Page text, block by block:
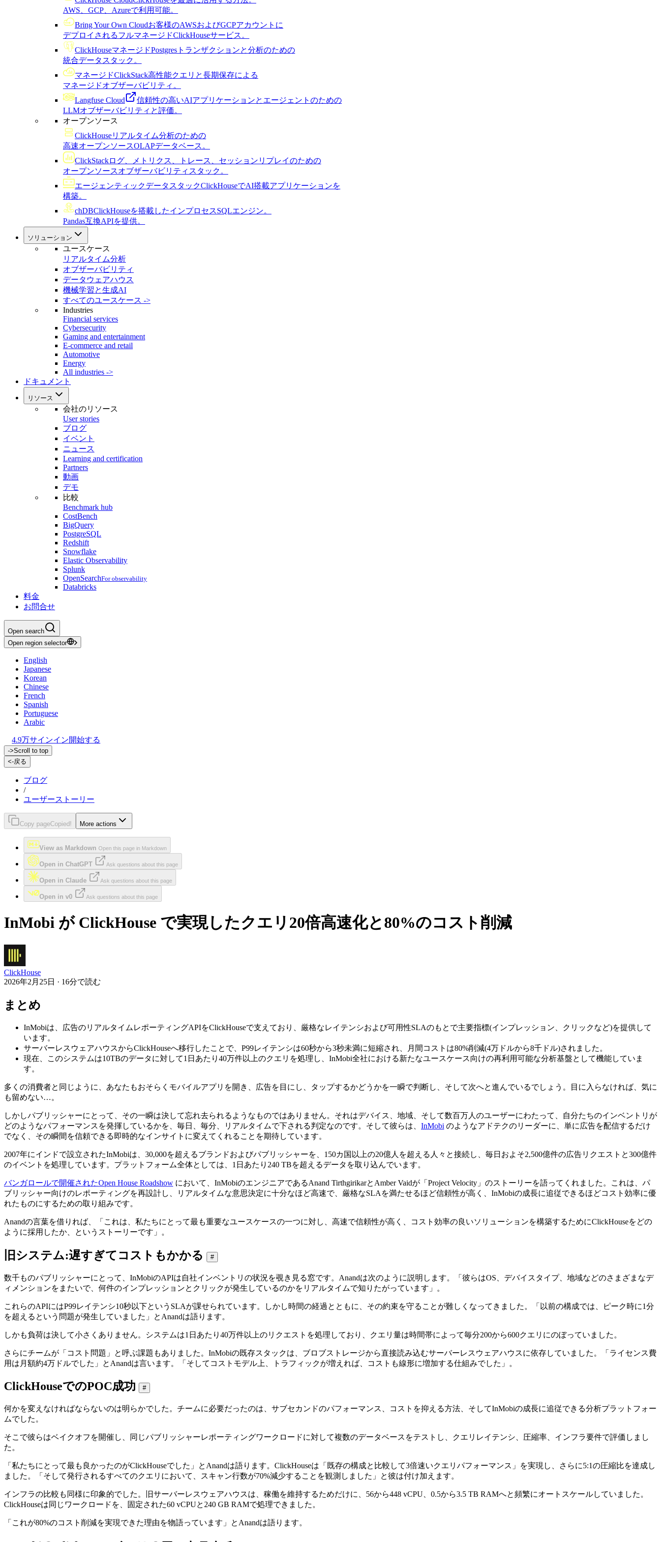
AWS、GCP、Azureで利用可能。
Bring Your Own Cloudお客様のAWSおよびGCPアカウントに
デプロイされるフルマネージドClickHouseサービス。
ClickHouseマネージドPostgres トランザクションと分析のための
統合データスタック。
マネージドClickStack高性能クエリと長期保存による
マネージドオブザーバビリティ。
Langfuse Cloud
信頼性の高いAIアプリケーションとエージェントのための
LLMオブザーバビリティと評価。
オープンソース
ClickHouseリアルタイム分析のための
高速オープンソースOLAPデータベース。
ClickStackログ、メトリクス、トレース、セッションリプレイのための
オープンソースオブザーバビリティスタック。
エージェンティックデータスタックClickHouseでAI搭載アプリケーションを
構築。
chDBClickHouseを搭載したインプロセスSQLエンジン。
Pandas互換APIを提供。
ソリューション
ユースケース
リアルタイム分析
オブザーバビリティ
データウェアハウス
機械学習と生成AI
すべてのユースケース ->
Industries
Financial services
Cybersecurity
Gaming and entertainment
E-commerce and retail
Automotive
Energy
All industries ->
ドキュメント
リソース
会社のリソース
User stories
ブログ
イベント
ニュース
Learning and certification
Partners
動画
デモ
比較
Benchmark hub
CostBench
BigQuery
PostgreSQL
Redshift
Snowflake
Elastic Observability
Splunk
OpenSearchFor observability
Databricks
料金
お問合せ
Open search
Open region selector
English
Japanese
Korean
Chinese
French
Spanish
Portuguese
Arabic
4.9万サインイン開始する
->Scroll to top
<-戻る
ブログ
/
ユーザーストーリー
Copy pageCopied! More actions
View as Markdown Open this page in Markdown
Open in ChatGPT Ask questions about this page
Open in Claude Ask questions about this page
Open in v0 Ask questions about this page
InMobi が ClickHouse で実現したクエリ20倍高速化と80%のコスト削減
ClickHouse
2026年2月25日 · 16分で読む
まとめ
InMobiは、広告のリアルタイムレポーティングAPIをClickHouseで支えており、厳格なレイテンシおよび可用性SLAのもとで主要指標(インプレッション、クリックなど)を提供して
います。
サーバーレスウェアハウスからClickHouseへ移行したことで、P99レイテンシは60秒から3秒未満に短縮され、月間コストは80%削減(4万ドルから8千ドル)されました。
現在、このシステムは10TBのデータに対して1日あたり40万件以上のクエリを処理し、InMobi全社における新たなユースケース向けの再利用可能な分析基盤として機能していま
す。
多くの消費者と同じように、あなたもおそらくモバイルアプリを開き、広告を目にし、タップするかどうかを一瞬で判断し、そして次へと進んでいるでしょう。目に入らなければ、気に
も留めない…。
しかしパブリッシャーにとって、その一瞬は決して忘れ去られるようなものではありません。それはデバイス、地域、そして数百万人のユーザーにわたって、自分たちのインベントリが
どのようなパフォーマンスを発揮しているかを、毎日、毎分、リアルタイムで下される判定なのです。そして彼らは、 InMobi のようなアドテクのリーダーに、単に広告を配信するだけ
でなく、その瞬間を信頼できる即時的なインサイトに変えてくれることを期待しています。
2007年にインドで設立されたInMobiは、30,000を超えるブランドおよびパブリッシャーを、150カ国以上の20億人を超える人々と接続し、毎日およそ2,500億件の広告リクエストと300億件
のイベントを処理しています。プラットフォーム全体としては、1日あたり240 TBを超えるデータを取り込んでいます。
バンガロールで開催されたOpen House Roadshow において、InMobiのエンジニアであるAnand TirthgirikarとAmber Vaidが「Project Velocity」のストーリーを語ってくれました。これは、パ
ブリッシャー向けのレポーティングを再設計し、リアルタイムな意思決定に十分なほど高速で、厳格なSLAを満たせるほど信頼性が高く、InMobiの成長に追従できるほどコスト効率に優
れたものにするための取り組みです。
Anandの言葉を借りれば、「これは、私たちにとって最も重要なユースケースの一つに対し、高速で信頼性が高く、コスト効率の良いソリューションを構築するためにClickHouseをどの
ように採用したか、というストーリーです」。
旧システム:遅すぎてコストもかかる #
数千ものパブリッシャーにとって、InMobiのAPIは自社インベントリの状況を覗き見る窓です。Anandは次のように説明します。「彼らはOS、デバイスタイプ、地域などのさまざまなデ
ィメンションをまたいで、何件のインプレッションとクリックが発生しているのかをリアルタイムで知りたがっています」。
これらのAPIにはP99レイテンシ10秒以下というSLAが課せられています。しかし時間の経過とともに、その約束を守ることが難しくなってきました。「以前の構成では、ピーク時に1分
を超えるという問題が発生していました」とAnandは語ります。
しかも負荷は決して小さくありません。システムは1日あたり40万件以上のリクエストを処理しており、クエリ量は時間帯によって毎分200から600クエリにのぼっていました。
さらにチームが「コスト問題」と呼ぶ課題もありました。InMobiの既存スタックは、ブロブストレージから直接読み込むサーバーレスウェアハウスに依存していました。「ライセンス費
用は月額約4万ドルでした」とAnandは言います。「そしてコストモデル上、トラフィックが増えれば、コストも線形に増加する仕組みでした」。
ClickHouseでのPOC成功 #
何かを変えなければならないのは明らかでした。チームに必要だったのは、サブセカンドのパフォーマンス、コストを抑える方法、そしてInMobiの成長に追従できる分析プラットフォー
ムでした。
そこで彼らはベイクオフを開催し、同じパブリッシャーレポーティングワークロードに対して複数のデータベースをテストし、クエリレイテンシ、圧縮率、インフラ要件で評価しまし
た。
「私たちにとって最も良かったのがClickHouseでした」とAnandは語ります。ClickHouseは「既存の構成と比較して3倍速いクエリパフォーマンス」を実現し、さらに5:1の圧縮比を達成し
ました。「そして発行されるすべてのクエリにおいて、スキャン行数が70%減少することを観測しました」と彼は付け加えます。
インフラの比較も同様に印象的でした。旧サーバーレスウェアハウスは、稼働を維持するためだけに、56から448 vCPU、0.5から3.5 TB RAMへと頻繁にオートスケールしていました。
ClickHouseは同じワークロードを、固定された60 vCPUと240 GB RAMで処理できました。
「これが80%のコスト削減を実現できた理由を物語っています」とAnandは語ります。